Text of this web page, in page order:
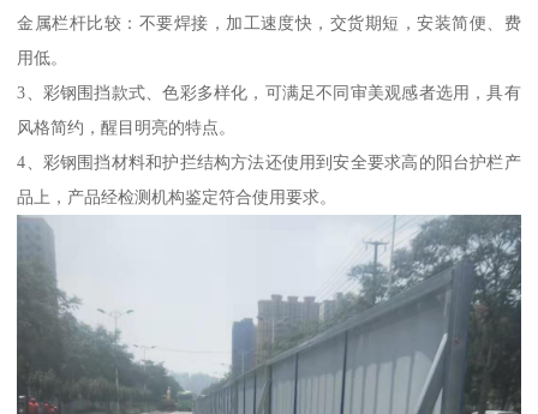
金属栏杆比较：不要焊接，加工速度快，交货期短，安装简便、费
用低。
3、彩钢围挡款式、色彩多样化，可满足不同审美观感者选用，具有
风格简约，醒目明亮的特点。
4、彩钢围挡材料和护拦结构方法还使用到安全要求高的阳台护栏产
品上，产品经检测机构鉴定符合使用要求。